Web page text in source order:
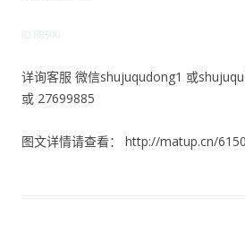
ID:88500
详询客服 微信shujuqudong1 或
或 27699885
图文详情请查看： http://matup.cn/